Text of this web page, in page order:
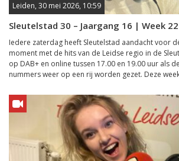
Leiden, 30 mei 2026, 10:59
Sleutelstad 30 – Jaargang 16 | Week 22
Iedere zaterdag heeft Sleutelstad aandacht voor
moment met de hits van de Leidse regio in de
op DAB+ en online tussen 17.00 en 19.00 uur als
nummers weer op een rij worden gezet. Deze